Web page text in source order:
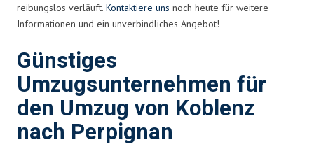
reibungslos verläuft. Kontaktiere uns noch heute für weitere
Informationen und ein unverbindliches Angebot!
Günstiges
Umzugsunternehmen für
den Umzug von Koblenz
nach Perpignan